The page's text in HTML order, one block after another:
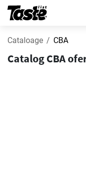
Cataloage CBA
Catalog CBA